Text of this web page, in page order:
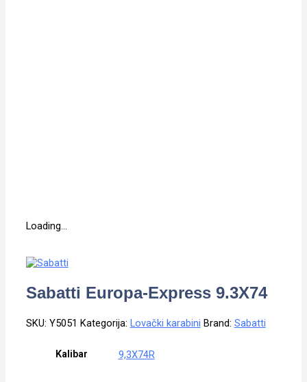
Loading...
Sabatti Europa-Express 9.3X74
SKU: Y5051 Kategorija: Lovački karabini Brand: Sabatti
Kalibar 9,3X74R